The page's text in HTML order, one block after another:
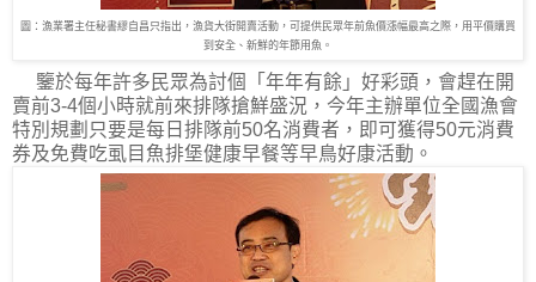
圖：漁業署主任秘書繆自昌只指出，漁貨大街開賣活動，可提供民眾年前魚價漲幅最高之際，用平價購買
到安全、新鮮的年節用魚。
鑒於每年許多民眾為討個「年年有餘」好彩頭，會趕在開
賣前3-4個小時就前來排隊搶鮮盛況，今年主辦單位全國漁會
特別規劃只要是每日排隊前50名消費者，即可獲得50元消費
券及免費吃虱目魚排堡健康早餐等早鳥好康活動。